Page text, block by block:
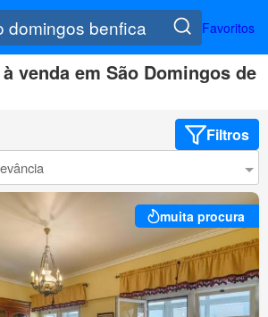
Favoritos
venda em São Domingos de
Filtros
muita procura